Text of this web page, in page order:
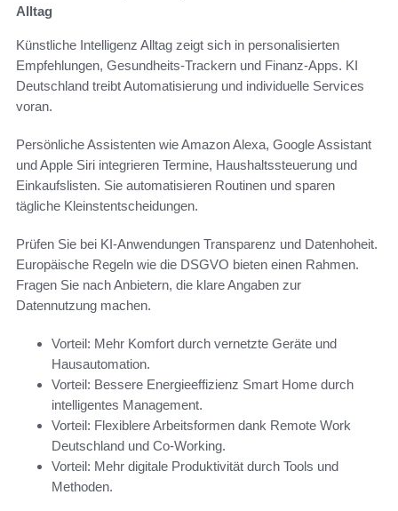
Alltag
Künstliche Intelligenz Alltag zeigt sich in personalisierten
Empfehlungen, Gesundheits-Trackern und Finanz-Apps. KI
Deutschland treibt Automatisierung und individuelle Services
voran.
Persönliche Assistenten wie Amazon Alexa, Google Assistant
und Apple Siri integrieren Termine, Haushaltssteuerung und
Einkaufslisten. Sie automatisieren Routinen und sparen
tägliche Kleinstentscheidungen.
Prüfen Sie bei KI-Anwendungen Transparenz und Datenhoheit.
Europäische Regeln wie die DSGVO bieten einen Rahmen.
Fragen Sie nach Anbietern, die klare Angaben zur
Datennutzung machen.
Vorteil: Mehr Komfort durch vernetzte Geräte und
Hausautomation.
Vorteil: Bessere Energieeffizienz Smart Home durch
intelligentes Management.
Vorteil: Flexiblere Arbeitsformen dank Remote Work
Deutschland und Co-Working.
Vorteil: Mehr digitale Produktivität durch Tools und
Methoden.